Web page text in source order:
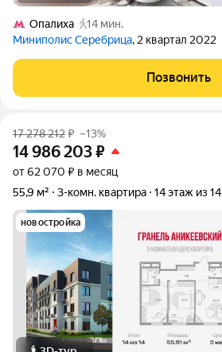
Опалиха
14 мин.
Миниполис Серебрица, 2 квартал 2022
Позвонить
17 278 212₽ –13%
14 986 203₽
от 62 070 ₽ в месяц
55,9 м²
3-комн. квартира 14 этаж из 14
новостройка